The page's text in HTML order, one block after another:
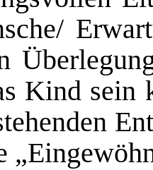
Kind sein